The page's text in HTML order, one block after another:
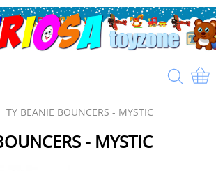
TY BEANIE BOUNCERS - MYSTIC
- MYSTIC